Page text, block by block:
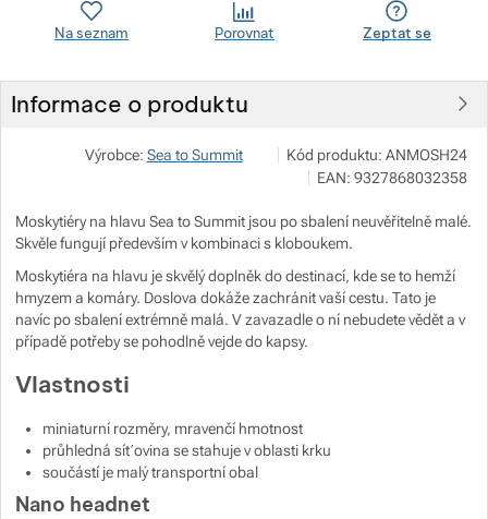
Na seznam Porovnat Zeptat se
Informace o produktu
Výrobce: Sea to Summit Zobrazit více
OUTDOOR BROTHERS s.r.o.
A7 Office Center U Průhonu
https://outdoorbrothers.cz/
Kód produktu: ANMOSH24
EAN: 9327868032358
Moskytiéry na hlavu Sea to Summit jsou po sbalení neuvěřitelně malé.
Skvěle fungují především v kombinaci s kloboukem.
Moskytiéra na hlavu je skvělý doplněk do destinací, kde se to hemží
hmyzem a komáry. Doslova dokáže zachránit vaší cestu. Tato je
navíc po sbalení extrémně malá. V zavazadle o ní nebudete vědět a v
případě potřeby se pohodlně vejde do kapsy.
Vlastnosti
miniaturní rozměry, mravenčí hmotnost
průhledná síťovina se stahuje v oblasti krku
součástí je malý transportní obal
Nano headnet
Zobrazit více
Zobrazit více